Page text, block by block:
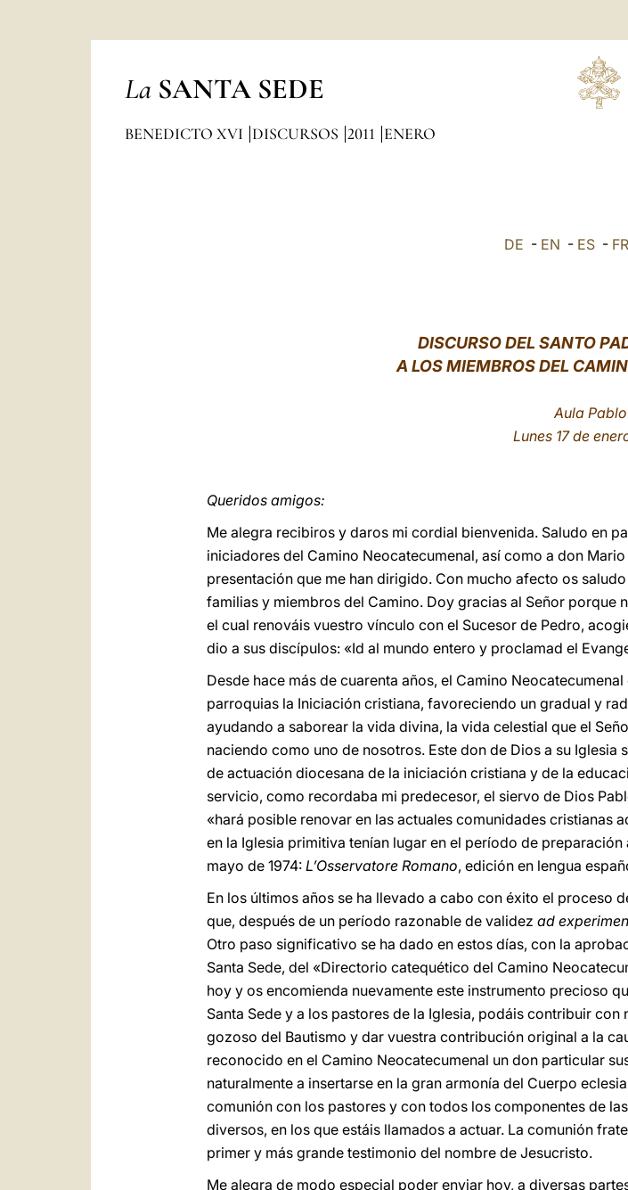
La SANTA SEDE
BENEDICTO XVI DISCURSOS 2011 ENERO
DE - EN - ES - FR
DISCURSO DEL SANTO
A LOS MIEMBROS DEL
Aula
Lunes 17 de
Queridos amigos:
Me alegra recibiros y daros mi cordial bienvenida. Saludo en
iniciadores del Camino Neocatecumenal, así como a don
presentación que me han dirigido. Con mucho afecto os
familias y miembros del Camino. Doy gracias al Señor
el cual renováis vuestro vínculo con el Sucesor de Pedro,
dio a sus discípulos: «Id al mundo entero y proclamad el
Desde hace más de cuarenta años, el Camino
parroquias la Iniciación cristiana, favoreciendo un gradual y
ayudando a saborear la vida divina, la vida celestial que el
naciendo como uno de nosotros. Este don de Dios a su
de actuación diocesana de la iniciación cristiana y de la
servicio, como recordaba mi predecesor, el siervo de Dios
«hará posible renovar en las actuales comunidades cristianas
en la Iglesia primitiva tenían lugar en el período de
mayo de 1974: L’Osservatore Romano, edición en lengua
En los últimos años se ha llevado a cabo con éxito el proceso
que, después de un período razonable de validez ad
Otro paso significativo se ha dado en estos días, con la
Santa Sede, del «Directorio catequético del Camino
hoy y os encomienda nuevamente este instrumento precioso
Santa Sede y a los pastores de la Iglesia, podáis contribuir
gozoso del Bautismo y dar vuestra contribución original a la
reconocido en el Camino Neocatecumenal un don particular
naturalmente a insertarse en la gran armonía del Cuerpo
comunión con los pastores y con todos los componentes de
diversos, en los que estáis llamados a actuar. La comunión
primer y más grande testimonio del nombre de Jesucristo.
Me alegra de modo especial poder enviar hoy, a diversas